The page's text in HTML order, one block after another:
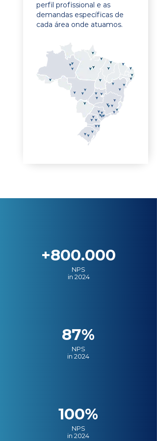
perfil profissional e as
demandas específicas de
cada área onde atuamos.
+800.000
NPS
in 2024
87%
NPS
in 2024
100%
NPS
in 2024